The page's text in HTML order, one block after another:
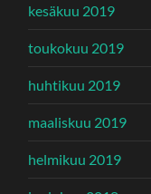
kesäkuu 2019
toukokuu 2019
huhtikuu 2019
maaliskuu 2019
helmikuu 2019